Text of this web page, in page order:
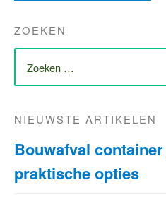
ZOEKEN
ZOEK
NAAR:
NIEUWSTE ARTIKELEN
Bouwafval
praktische opties